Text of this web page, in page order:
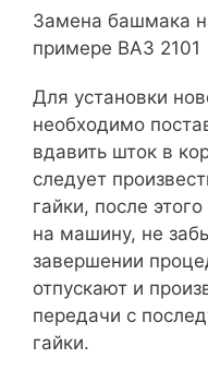
Замена башмака
примере ВАЗ 2101
Для установки
необходимо
вдавить шток в
следует
гайки, после
на машину, не
завершении
отпускают и
передачи с
гайки.